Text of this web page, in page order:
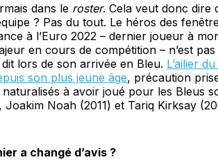
dans le roster. Cela veut donc dire
? Pas du tout. Le héros des
à l’Euro 2022 – dernier joueur à
en cours de compétition – n’est
lors de son arrivée en Bleu. L’ailier
son plus jeune âge, précaution
à avoir joué pour les Bleus
Joakim Noah (2011) et Tariq Kirksay
a changé d’avis ?